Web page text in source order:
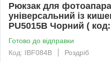
Рюкзак для
універсальний із
PU5015B Чорний (
Готово до відправки
Код: IBF084B
Роздріб